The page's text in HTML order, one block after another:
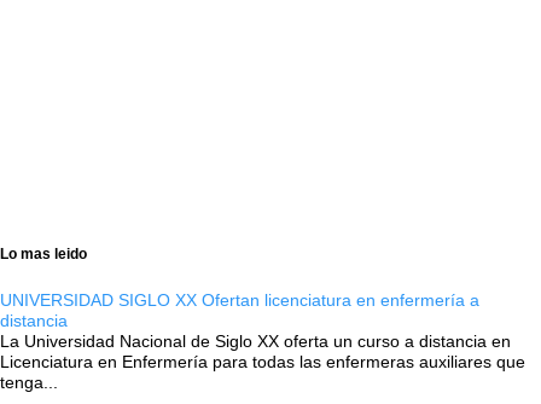
Lo mas leido
UNIVERSIDAD SIGLO XX Ofertan licenciatura en enfermería a
distancia
La Universidad Nacional de Siglo XX oferta un curso a distancia en
Licenciatura en Enfermería para todas las enfermeras auxiliares que
tenga...